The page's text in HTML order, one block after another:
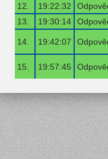
12.
19:22:32
13.
19:30:14
14. 19:42:07
15. 19:57:45